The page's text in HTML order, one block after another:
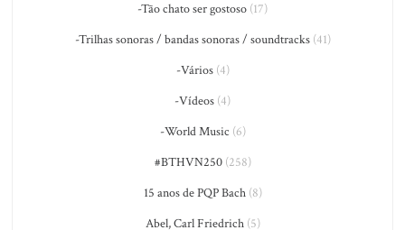
-Tão chato ser gostoso (17)
-Trilhas sonoras / bandas sonoras / soundtracks(41)
-Vários(4)
-Vídeos (4)
-World Music (6)
#BTHVN250(258)
15 anos de PQP Bach(8)
Abel, Carl Friedrich(5)